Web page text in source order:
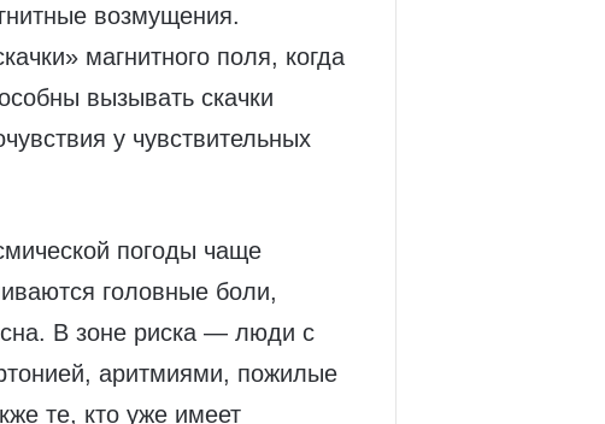
возмущения.
магнитного поля, когда
вызывать скачки
у чувствительных
погоды чаще
головные боли,
В зоне риска — люди с
аритмиями, пожилые
те, кто уже имеет